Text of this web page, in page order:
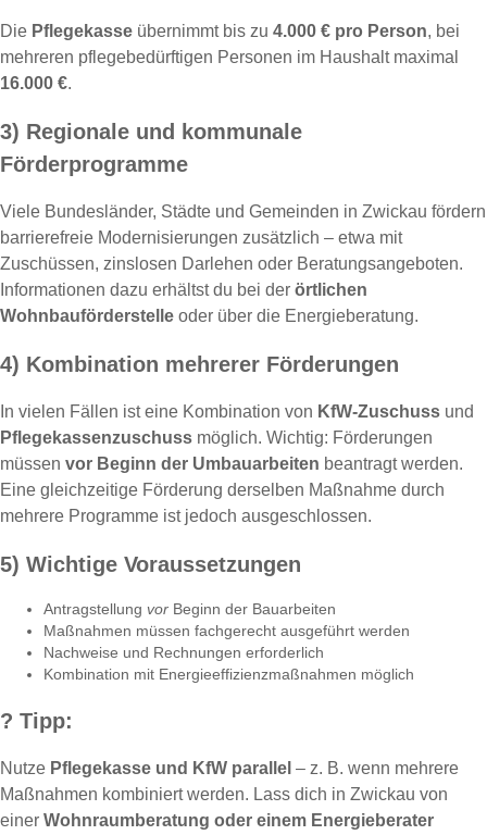
Die Pflegekasse übernimmt bis zu 4.000 € pro Person, bei
mehreren pflegebedürftigen Personen im Haushalt maximal
16.000 €.
3) Regionale und kommunale
Förderprogramme
Viele Bundesländer, Städte und Gemeinden in Zwickau fördern
barrierefreie Modernisierungen zusätzlich – etwa mit
Zuschüssen, zinslosen Darlehen oder Beratungsangeboten.
Informationen dazu erhältst du bei der örtlichen
Wohnbauförderstelle oder über die Energieberatung.
4) Kombination mehrerer Förderungen
In vielen Fällen ist eine Kombination von KfW-Zuschuss und
Pflegekassenzuschuss möglich. Wichtig: Förderungen
müssen vor Beginn der Umbauarbeiten beantragt werden.
Eine gleichzeitige Förderung derselben Maßnahme durch
mehrere Programme ist jedoch ausgeschlossen.
5) Wichtige Voraussetzungen
Antragstellung vor Beginn der Bauarbeiten
Maßnahmen müssen fachgerecht ausgeführt werden
Nachweise und Rechnungen erforderlich
Kombination mit Energieeffizienzmaßnahmen möglich
? Tipp:
Nutze Pflegekasse und KfW parallel – z. B. wenn mehrere
Maßnahmen kombiniert werden. Lass dich in Zwickau von
einer Wohnraumberatung oder einem Energieberater